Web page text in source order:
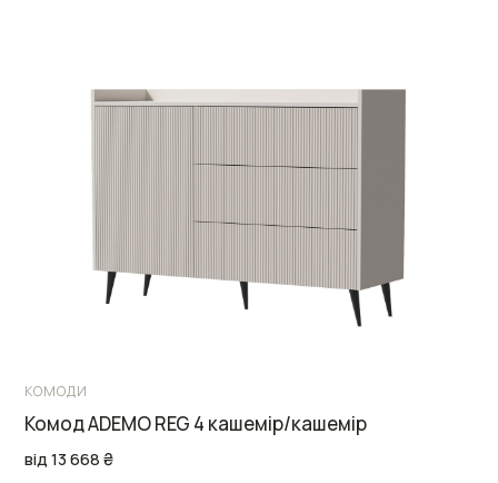
КОМОДИ
Комод ADEMO REG 4 кашемір/кашемір
від 13 668 ₴